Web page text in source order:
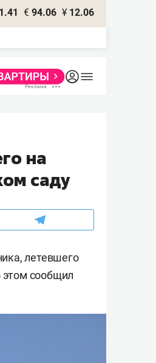
€ 94.06 ¥ 12.06
на
саду
летевшего
этом сообщил